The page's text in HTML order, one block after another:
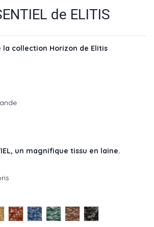
de ELITIS
la collection Horizon de Elitis
, un magnifique tissu en laine.
01
876 04
: LI 876 05
- réf : LI 876 22
Baisers - réf : LI 876 30
Ocean - réf : LI 876 41
Jardin - réf : LI 876 42
Bois - réf : LI 876 70
Nuit - réf : LI 876 80